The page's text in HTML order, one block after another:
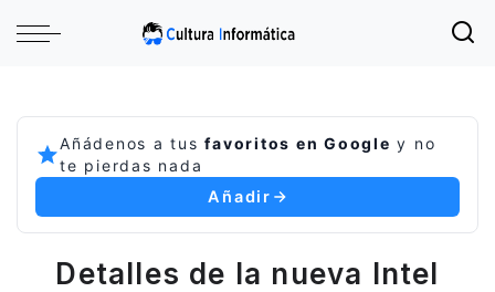
Añádenos a tusfavoritos en Google y no
te pierdas nada
Añadir
Detalles de la nueva Intel